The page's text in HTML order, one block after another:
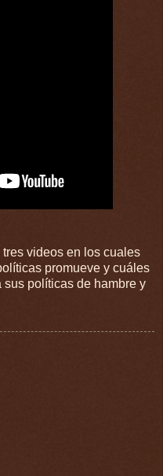
videos en los cuales
promueve y cuáles
sus políticas de hambre y